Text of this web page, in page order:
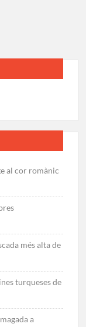
al cor romànic
més alta de
turqueses de
a